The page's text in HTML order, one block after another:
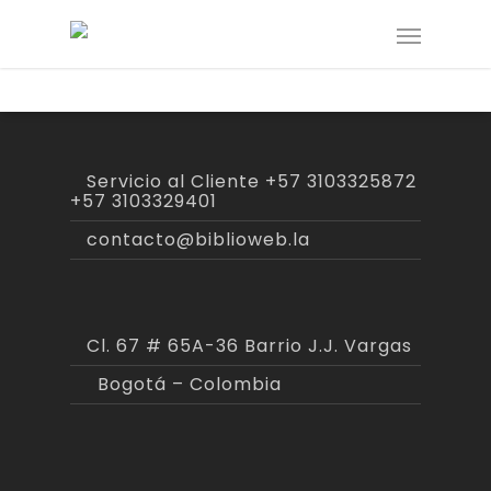
Servicio al Cliente +57 3103325872
+57 3103329401
contacto@biblioweb.la
Cl. 67 # 65A-36 Barrio J.J. Vargas
Bogotá – Colombia